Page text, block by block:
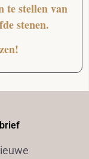
te stellen van
stenen.